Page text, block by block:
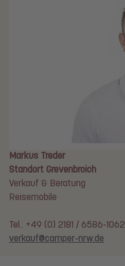
Markus Treder
Standort Grevenbroich
Verkauf & Beratung
Reisemobile
Tel.: +49 (0) 2181 / 6586-1062
verkauf@camper-nrw.de